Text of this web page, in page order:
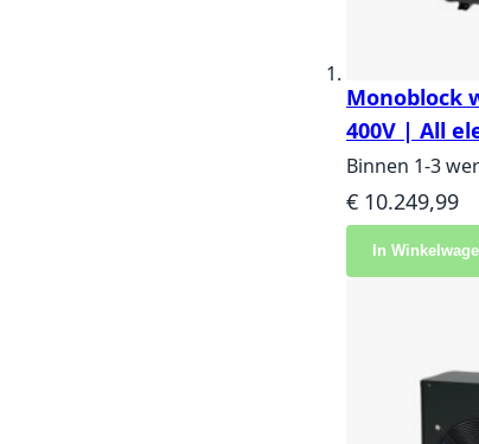
Monoblock
400V | All
Binnen 1-3
€ 10.249,99
In